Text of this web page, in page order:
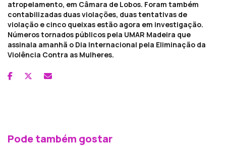
atropelamento, em Câmara de Lobos. Foram também
contabilizadas duas violações, duas tentativas de
violação e cinco queixas estão agora em investigação.
Números tornados públicos pela UMAR Madeira que
assinala amanhã o Dia Internacional pela Eliminação da
Violência Contra as Mulheres.
Pode também gostar